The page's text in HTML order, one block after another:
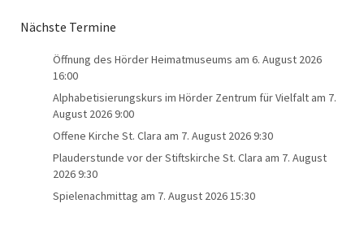
Nächste Termine
Öffnung des Hörder Heimatmuseums am 6. August 2026
16:00
Alphabetisierungskurs im Hörder Zentrum für Vielfalt am 7.
August 2026 9:00
Offene Kirche St. Clara am 7. August 2026 9:30
Plauderstunde vor der Stiftskirche St. Clara am 7. August
2026 9:30
Spielenachmittag am 7. August 2026 15:30